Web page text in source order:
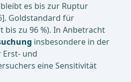
es bis zur Ruptur
Goldstandard für
bis zu 96 %). In Anbetracht
insbesondere in der
und
eine Sensitivität